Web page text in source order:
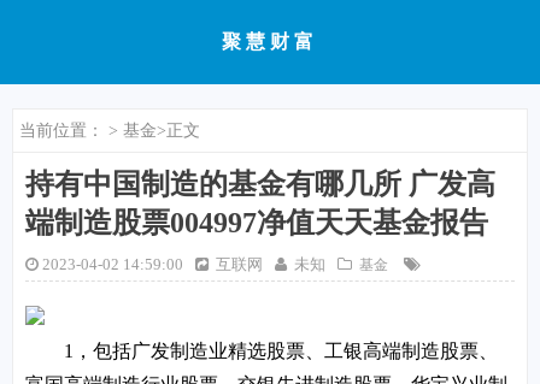
聚慧财富
当前位置： > 基金>正文
持有中国制造的基金有哪几所 广发高
端制造股票004997净值天天基金报告
2023-04-02 14:59:00 互联网 未知 基金
1，包括广发制造业精选股票、工银高端制造股票、